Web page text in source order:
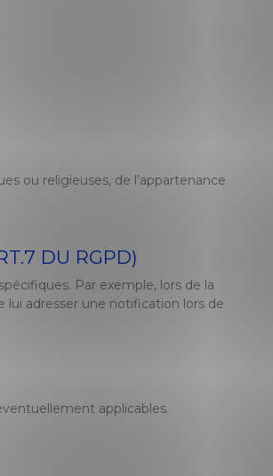
ou religieuses, de l’appartenance
DU RGPD)
Par exemple, lors de la
lui adresser une notification lors de
applicables.